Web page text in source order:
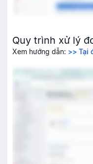
Quy trình xử lý
Xem hướng dẫn: >> Tại